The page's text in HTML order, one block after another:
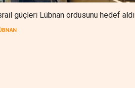
güçleri Lübnan ordusunu hedef aldı